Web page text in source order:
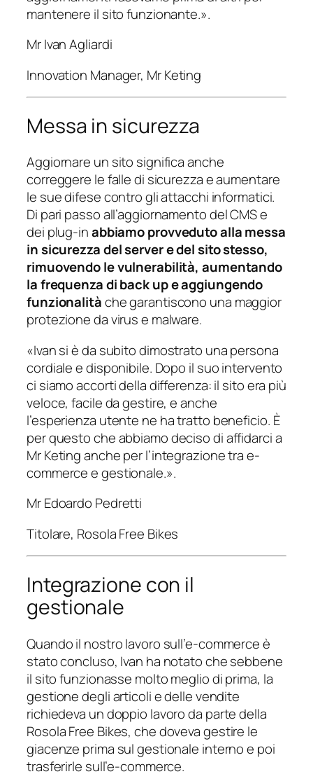
mantenere il sito funzionante.».
Mr Ivan Agliardi
Innovation Manager, Mr Keting
Messa in sicurezza
Aggiornare un sito significa anche
correggere le falle di sicurezza e aumentare
le sue difese contro gli attacchi informatici.
Di pari passo all’aggiornamento del CMS e
dei plug-inabbiamo provveduto alla messa
in sicurezza del server e del sito stesso,
rimuovendo le vulnerabilità, aumentando
la frequenza di back up e aggiungendo
funzionalitàche garantiscono una maggior
protezione da virus e malware.
«Ivan si è da subito dimostrato una persona
cordiale e disponibile. Dopo il suo intervento
ci siamo accorti della differenza: il sito era più
veloce, facile da gestire, e anche
l’esperienza utente ne ha tratto beneficio. È
per questo che abbiamo deciso di affidarci a
Mr Keting anche per l’integrazione tra e-
commerce e gestionale.».
Mr Edoardo Pedretti
Titolare, Rosola Free Bikes
Integrazione con il
gestionale
Quando il nostro lavoro sull’e-commerce è
stato concluso, Ivan ha notato che sebbene
il sito funzionasse molto meglio di prima, la
gestione degli articoli e delle vendite
richiedeva un doppio lavoro da parte della
Rosola Free Bikes, che doveva gestire le
giacenze prima sul gestionale interno e poi
trasferirle sull’e-commerce.